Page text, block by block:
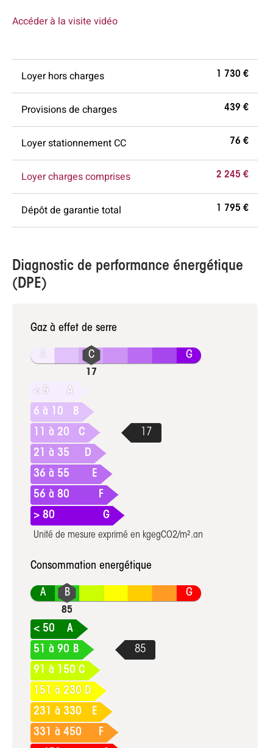
Accéder à la visite vidéo
Loyer hors charges 1 730 €
Provisions de charges 439 €
Loyer stationnement CC 76 €
Loyer charges comprises 2 245 €
Dépôt de garantie total 1 795 €
Diagnostic de performance énergétique
(DPE)
Gaz à effet de serre
A G
< 5
A
6 à 10
B
11 à 20
C
21 à 35
D
36 à 55
E
56 à 80
F
> 80
G
Unité de mesure exprimé en kgegCO2/m².an
Consommation energétique
A G
< 50
A
51 à 90 B
91 à 150 C
151 à 230 D
231 à 330
E
331 à 450
F